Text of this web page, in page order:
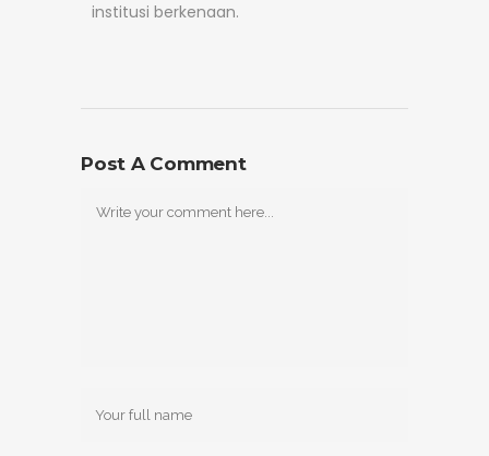
institusi berkenaan.
Post A Comment